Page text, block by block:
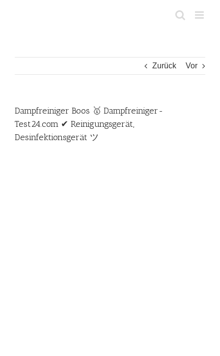
Zurück Vor
Dampfreiniger Boos 🥇 Dampfreiniger-
Test24.com ✔ Reinigungsgerät,
Desinfektionsgerät ツ